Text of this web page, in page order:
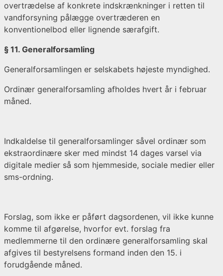
overtrædelse af konkrete indskrænkninger i retten til
vandforsyning pålægge overtræderen en
konventionelbod eller lignende særafgift.
§ 11. Generalforsamling
Generalforsamlingen er selskabets højeste myndighed.
Ordinær generalforsamling afholdes hvert år i februar
måned.
Indkaldelse til generalforsamlinger såvel ordinær som
ekstraordinære sker med mindst 14 dages varsel via
digitale medier så som hjemmeside, sociale medier eller
sms-ordning.
Forslag, som ikke er påført dagsordenen, vil ikke kunne
komme til afgørelse, hvorfor evt. forslag fra
medlemmerne til den ordinære generalforsamling skal
afgives til bestyrelsens formand inden den 15. i
forudgående måned.